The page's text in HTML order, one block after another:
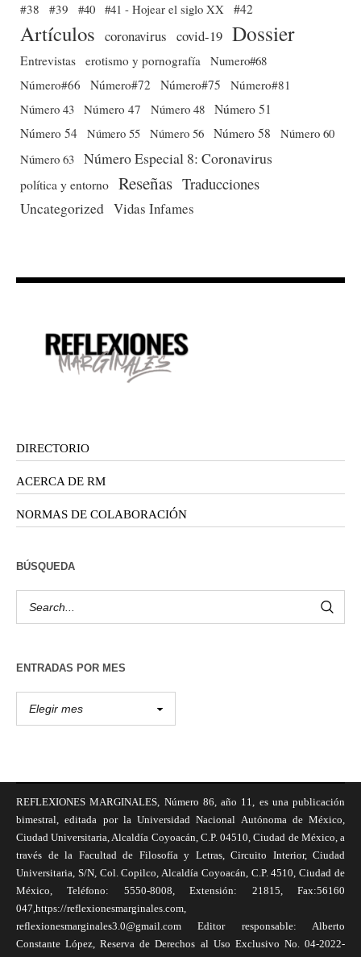
#38
#39 #40 #41 - Hojear el siglo XX #42
Artículos coronavirus covid-19 Dossier
Entrevistas erotismo y pornografía Numero#68
Número#66
Número#72 Número#75
Número#81
Número 43 Número 47 Número 48 Número 51
Número 54 Número 55 Número 56 Número 58
Número 60
Número 63 Número Especial 8: Coronavirus
política y entorno Reseñas Traducciones
Uncategorized Vidas Infames
DIRECTORIO
ACERCA DE RM
NORMAS DE COLABORACIÓN
BÚSQUEDA
ENTRADAS POR MES
REFLEXIONES MARGINALES, Número 86, año 11, es una publicación
bimestral, editada por la Universidad Nacional Autónoma de México,
Ciudad Universitaria, Alcaldía Coyoacán, C.P. 04510, Ciudad de México, a
través de la Facultad de Filosofía y Letras, Circuito Interior, Ciudad
Universitaria, S/N, Col. Copilco, Alcaldía Coyoacán, C.P. 4510, Ciudad de
México, Teléfono: 5550-8008, Extensión: 21815, Fax:56160
047,https://reflexionesmarginales.com,
reflexionesmarginales3.0@gmail.com Editor responsable: Alberto
Constante López, Reserva de Derechos al Uso Exclusivo No. 04-2022-